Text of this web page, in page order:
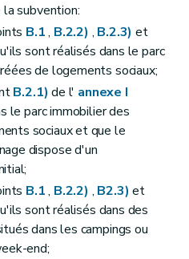
subvention:
B.1, B.2.2) , B.2.3) et
sont réalisés dans le parc
de logements sociaux;
B.2.1) de l' annexe I
le parc immobilier des
sociaux et que le
dispose d'un
B.1, B.2.2) , B2.3) et
sont réalisés dans des
dans les campings ou
end;